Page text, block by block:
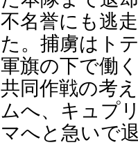
不名誉にも逃
た。捕虜はト
軍旗の下で働
共同作戦の考
ムへ、キュプ
マへと急いで